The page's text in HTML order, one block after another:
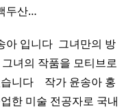
두산…
입니다 ​ 그녀만의 방
녀의 작품을 모티브로
니다 ​ ​ ​ 작가 윤송아 홍
한 미술 전공자로 국내